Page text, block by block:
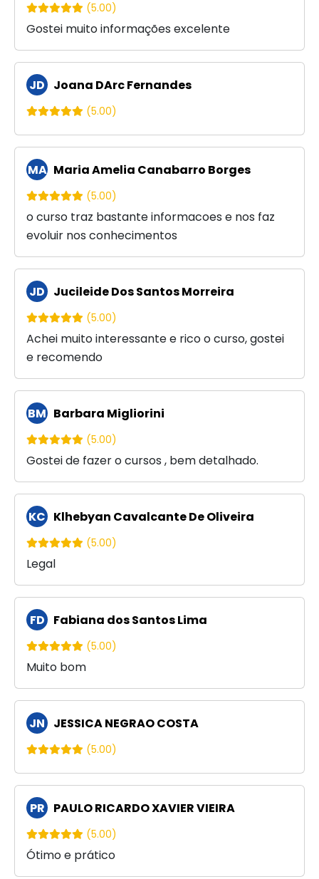
(5.00)
Gostei muito informações excelente
JD Joana DArc Fernandes
(5.00)
MA Maria Amelia Canabarro Borges
(5.00)
o curso traz bastante informacoes e nos faz
evoluir nos conhecimentos
JD Jucileide Dos Santos Morreira
(5.00)
Achei muito interessante e rico o curso, gostei
e recomendo
BM Barbara Migliorini
(5.00)
Gostei de fazer o cursos , bem detalhado.
KC Klhebyan Cavalcante De Oliveira
(5.00)
Legal
FD Fabiana dos Santos Lima
(5.00)
Muito bom
JN JESSICA NEGRAO COSTA
(5.00)
PR PAULO RICARDO XAVIER VIEIRA
(5.00)
Ótimo e prático